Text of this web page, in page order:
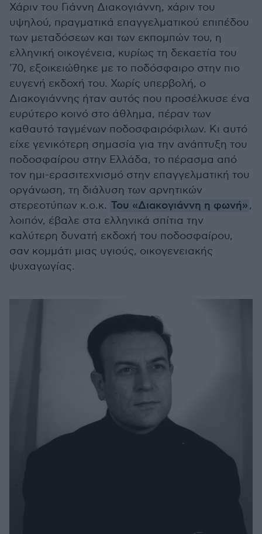
Χάριν του Γιάννη Διακογιάννη, χάριν του
υψηλού, πραγματικά επαγγελματικού επιπέδου
των μεταδόσεων και των εκπομπών του, η
ελληνική οικογένεια, κυρίως τη δεκαετία του
'70, εξοικειώθηκε με το ποδόσφαιρο στην πιο
ευγενή εκδοχή του. Χωρίς υπερβολή, ο
Διακογιάννης ήταν αυτός που προσέλκυσε ένα
ευρύτερο κοινό στο άθλημα, πέραν των
καθαυτό ταγμένων ποδοσφαιρόφιλων. Κι αυτό
είχε γενικότερη σημασία για την ανάπτυξη του
ποδοσφαίρου στην Ελλάδα, το πέρασμα από
τον ημι-ερασιτεχνισμό στην επαγγελματική του
οργάνωση, τη διάλυση των αρνητικών
στερεοτύπων κ.ο.κ. Του «Διακογιάννη η φωνή»,
λοιπόν, έβαλε στα ελληνικά σπίτια την
καλύτερη δυνατή εκδοχή του ποδοσφαίρου,
σαν κομμάτι μιας υγιούς, οικογενειακής
ψυχαγωγίας.